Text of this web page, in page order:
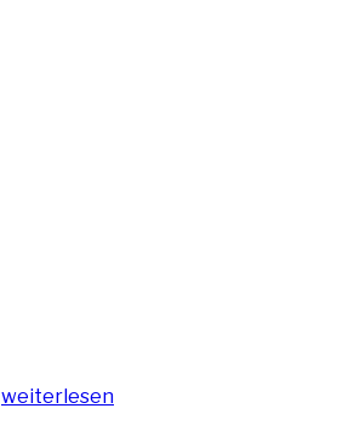
„Die
weiterlesen